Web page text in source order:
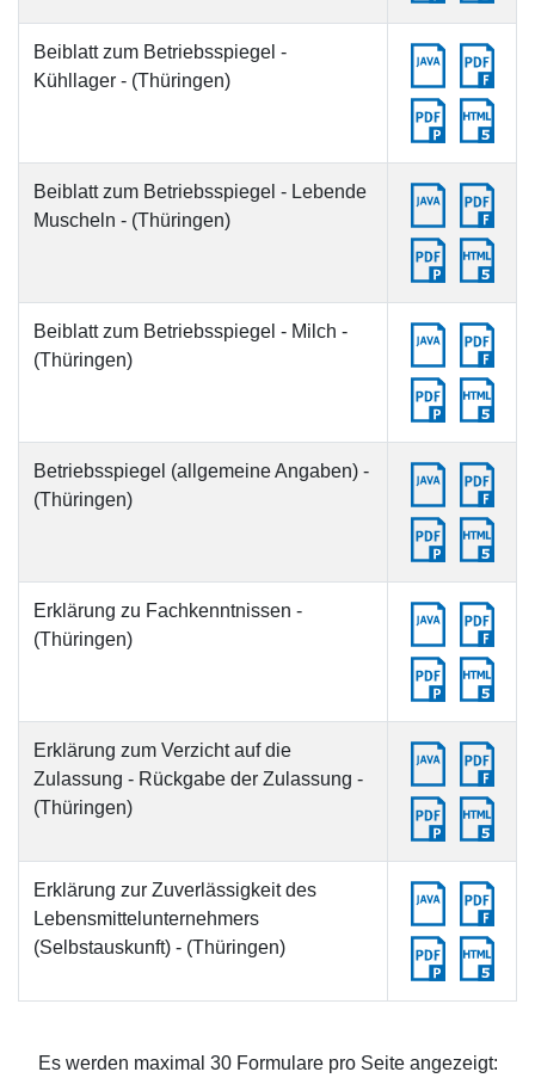
Beiblatt zum Betriebsspiegel -
Kühllager - (Thüringen)
Beiblatt zum Betriebsspiegel - Lebende
Muscheln - (Thüringen)
Beiblatt zum Betriebsspiegel - Milch -
(Thüringen)
Betriebsspiegel (allgemeine Angaben) -
(Thüringen)
Erklärung zu Fachkenntnissen -
(Thüringen)
Erklärung zum Verzicht auf die
Zulassung - Rückgabe der Zulassung -
(Thüringen)
Erklärung zur Zuverlässigkeit des
Lebensmittelunternehmers
(Selbstauskunft) - (Thüringen)
Es werden maximal 30 Formulare pro Seite angezeigt: